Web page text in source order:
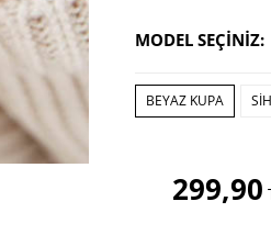
MODEL SEÇİNİZ:
BEYAZ KUPA
299,90